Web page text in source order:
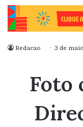
Redacao 3 de
Foto